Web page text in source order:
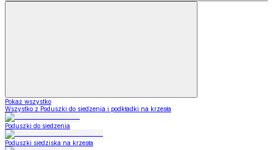
Pokaż wszystko
Wszystko z Poduszki do siedzenia i podkładki na krzesła
Poduszki do siedzenia
Poduszki siedziska na krzesła